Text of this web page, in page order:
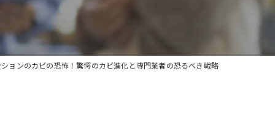
カビ検査
ションのカビの恐怖！驚愕のカビ進化と専門業者の恐るべき戦略